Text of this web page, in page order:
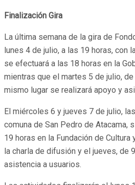
Finalización Gira
La última semana de la gira de
lunes 4 de julio, a las 19 horas, con
se efectuará a las 18 horas en la
mientras que el martes 5 de julio, de
mismo lugar se realizará apoyo y
El miércoles 6 y jueves 7 de julio,
comuna de San Pedro de Atacama,
19 horas en la Fundación de Cultura
la charla de difusión y el jueves, de
asistencia a usuarios.